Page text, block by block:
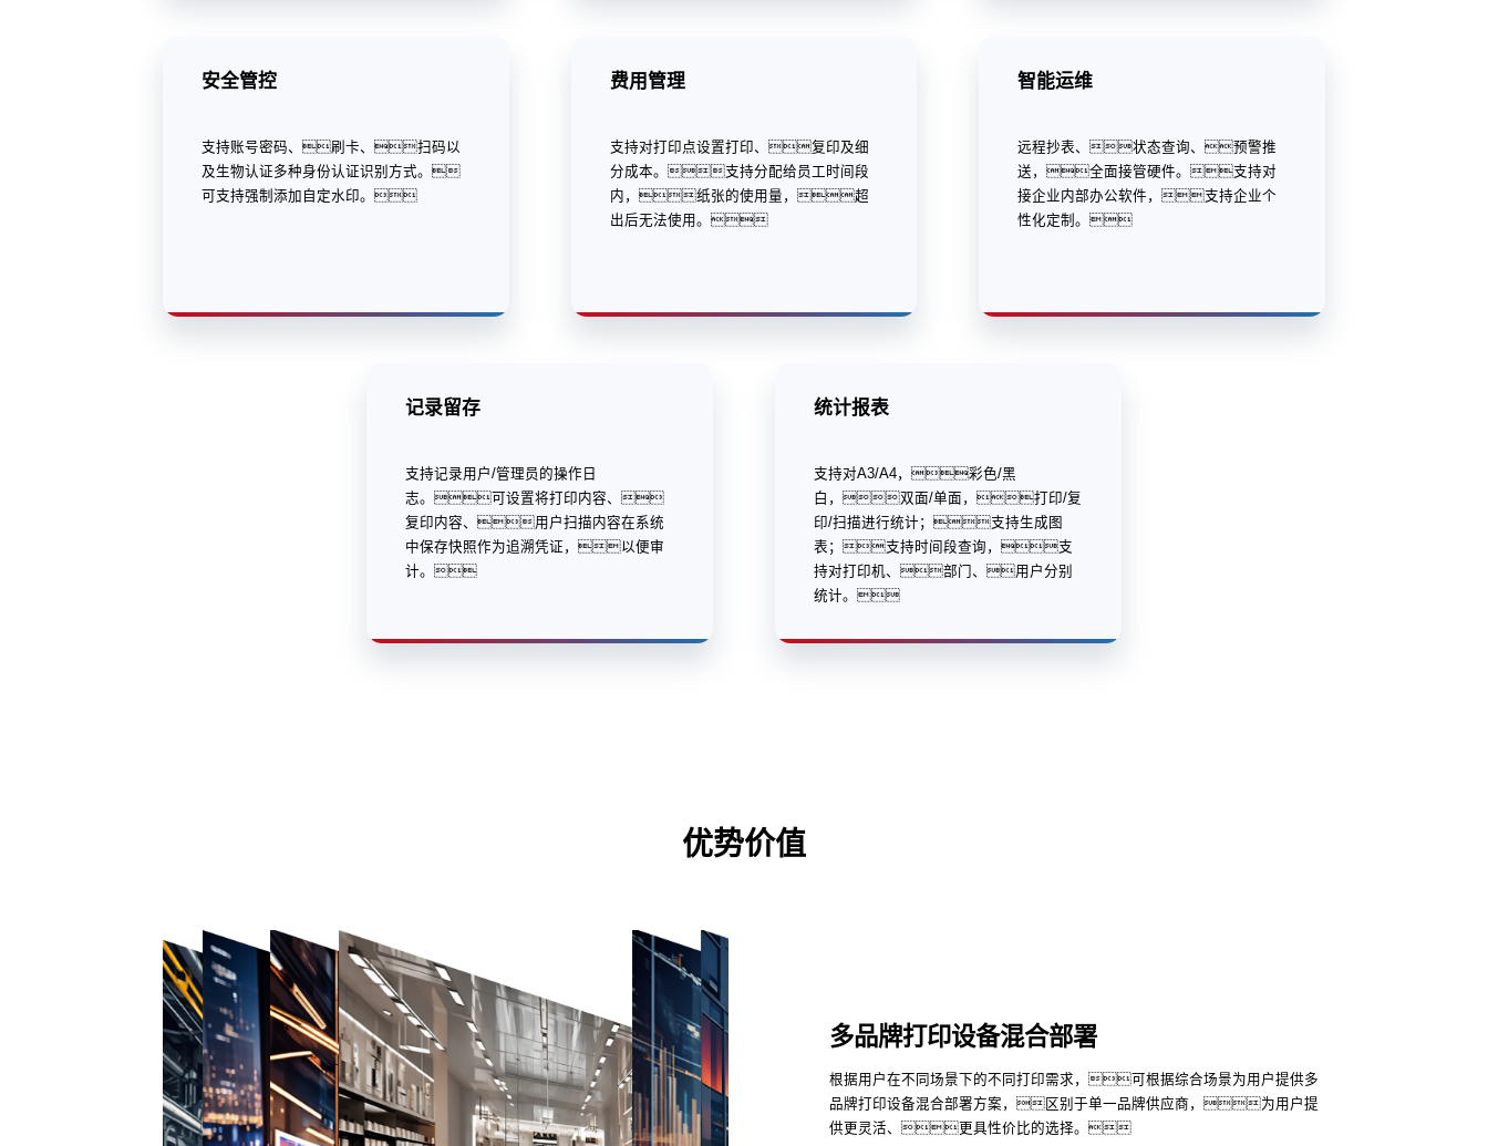
安全管控
支持账号密码、刷卡、扫码以
及生物认证多种身份认证识别方式。
可支持强制添加自定水印。
费用管理
支持对打印点设置打印、复印及细
分成本。支持分配给员工时间段
内，纸张的使用量，超
出后无法使用。
智能运维
远程抄表、状态查询、预警推
送，全面接管硬件。支持对
接企业内部办公软件，支持企业个
性化定制。
记录留存
支持记录用户/管理员的操作日
志。可设置将打印内容、
复印内容、用户扫描内容在系统
中保存快照作为追溯凭证，以便审
计。
统计报表
支持对A3/A4，彩色/黑
白，双面/单面，打印/复
印/扫描进行统计；支持生成图
表；支持时间段查询，支
持对打印机、部门、用户分别
统计。
优势价值
多品牌打印设备混合部署
根据用户在不同场景下的不同打印需求，可根据综合场景为用户提供多
品牌打印设备混合部署方案，区别于单一品牌供应商，为用户提
供更灵活、更具性价比的选择。